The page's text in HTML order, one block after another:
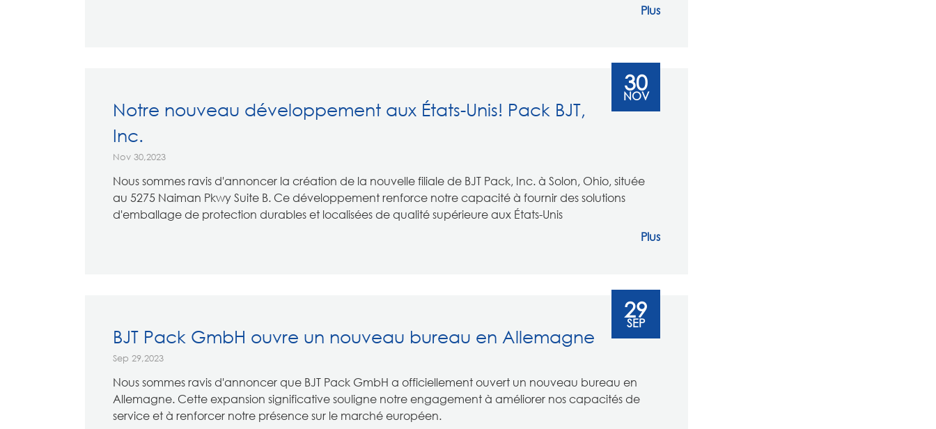
Plus
Notre nouveau développement aux États-Unis! Pack BJT,
Inc.
Nov 30,2023
Nous sommes ravis d'annoncer la création de la nouvelle filiale de BJT Pack, Inc. à Solon, Ohio, située
au 5275 Naiman Pkwy Suite B. Ce développement renforce notre capacité à fournir des solutions
d'emballage de protection durables et localisées de qualité supérieure aux États-Unis
Plus
30
NOV
BJT Pack GmbH ouvre un nouveau bureau en Allemagne
Sep 29,2023
Nous sommes ravis d'annoncer que BJT Pack GmbH a officiellement ouvert un nouveau bureau en
Allemagne. Cette expansion significative souligne notre engagement à améliorer nos capacités de
service et à renforcer notre présence sur le marché européen.
29
SEP